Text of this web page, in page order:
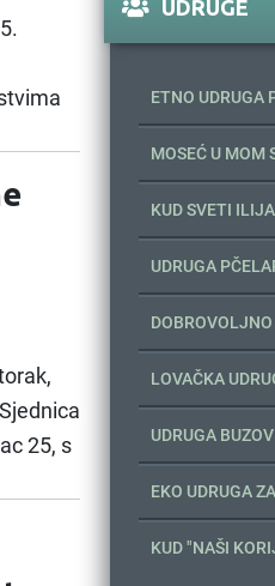
25, s
UDRUGE
ETNO UDRUGA
MOSEĆ U MOM
KUD SVETI
UDRUGA
LOVAČKA
UDRUGA
EKO UDRUGA
KUD "NAŠI